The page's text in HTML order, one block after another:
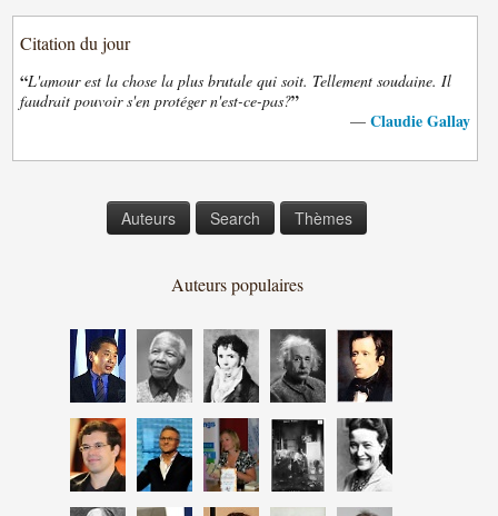
Citation du jour
“L'amour est la chose la plus brutale qui soit. Tellement soudaine. Il
faudrait pouvoir s'en protéger n'est-ce-pas?”
— Claudie Gallay
Auteurs Search Thèmes
Auteurs populaires